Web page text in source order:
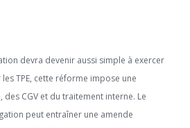
devra devenir aussi simple à exercer
les TPE, cette réforme impose une
CGV et du traitement interne. Le
peut entraîner une amende